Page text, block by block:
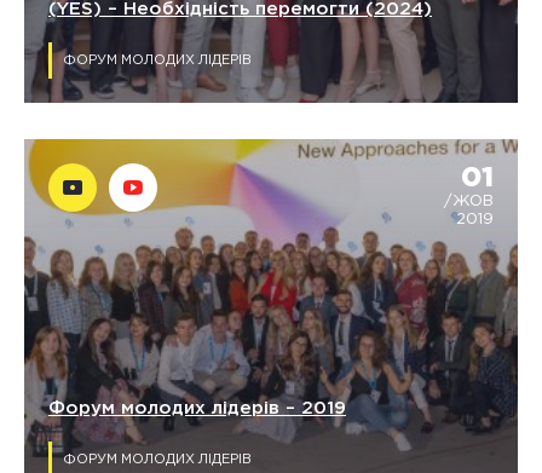
(YES) – Необхідність перемогти (2024)
ФОРУМ МОЛОДИХ ЛІДЕРІВ
01
/ЖОВ
2019
Форум молодих лідерів – 2019
ФОРУМ МОЛОДИХ ЛІДЕРІВ